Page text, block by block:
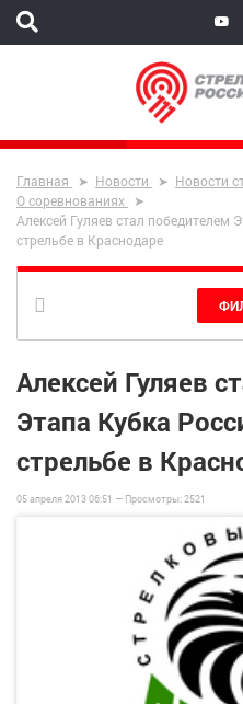
Главная Новости
Новости
О соревнованиях
Алексей Гуляев стал победителем
стрельбе в Краснодаре
Алексей Гуляев
Этапа Кубка
стрельбе в
05 апреля 2013 06:51 — Просмотры:2521